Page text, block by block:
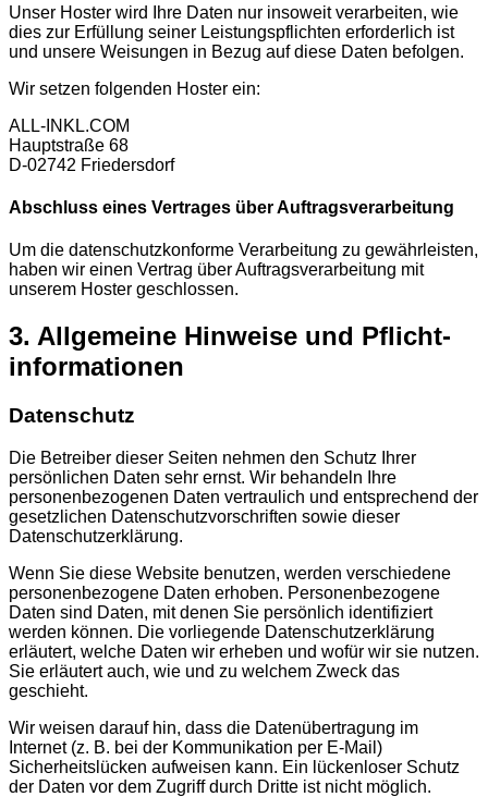
Unser Hoster wird Ihre Daten nur insoweit verarbeiten, wie
dies zur Erfüllung seiner Leistungspflichten erforderlich ist
und unsere Weisungen in Bezug auf diese Daten befolgen.
Wir setzen folgenden Hoster ein:
ALL-INKL.COM
Hauptstraße 68
D-02742 Friedersdorf
Abschluss eines Vertrages über Auftragsverarbeitung
Um die datenschutzkonforme Verarbeitung zu gewährleisten,
haben wir einen Vertrag über Auftragsverarbeitung mit
unserem Hoster geschlossen.
3. Allgemeine Hinweise und Pflicht­
informationen
Datenschutz
Die Betreiber dieser Seiten nehmen den Schutz Ihrer
persönlichen Daten sehr ernst. Wir behandeln Ihre
personenbezogenen Daten vertraulich und entsprechend der
gesetzlichen Datenschutzvorschriften sowie dieser
Datenschutzerklärung.
Wenn Sie diese Website benutzen, werden verschiedene
personenbezogene Daten erhoben. Personenbezogene
Daten sind Daten, mit denen Sie persönlich identifiziert
werden können. Die vorliegende Datenschutzerklärung
erläutert, welche Daten wir erheben und wofür wir sie nutzen.
Sie erläutert auch, wie und zu welchem Zweck das
geschieht.
Wir weisen darauf hin, dass die Datenübertragung im
Internet (z. B. bei der Kommunikation per E-Mail)
Sicherheitslücken aufweisen kann. Ein lückenloser Schutz
der Daten vor dem Zugriff durch Dritte ist nicht möglich.